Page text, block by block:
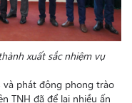
xuất sắc nhiệm vụ
và phát động phong trào
TNH đã để lại nhiều ấn